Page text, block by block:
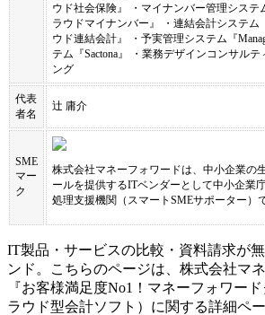
ウド社会保険』 ・マイナンバー管理システ
ラウドマイナンバー』 ・連結会計システム
ウド連結会計』 ・予実管理システム『
テム『Sactona』 ・業務デザインコンサル
ング
代表
者名
辻 庸介
SME
マー
ク
株式会社マネーフォワードは、中小企業の
ールを提供するITベンダーとして中小企業
処理支援機関（スマートSMEサポーター）
IT製品・サービスの比較・資料請求が
ンド。こちらのページは、 株式会社マ
『お客様満足度No1！ マネーフォワー
ラウド型会計ソフト ）に関する詳細ペ